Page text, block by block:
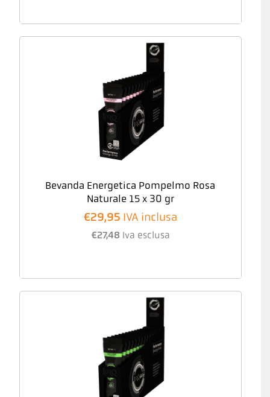
Bevanda Energetica Pompelmo Rosa
Naturale 15 x 30 gr
€29,95 IVA inclusa
€27,48 Iva esclusa